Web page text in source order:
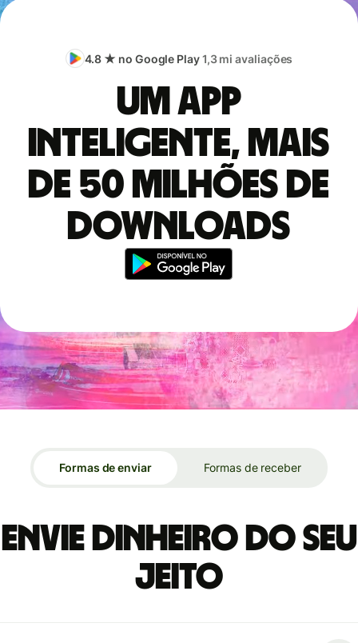
4.8 ★ no Google Play1,3 mi avaliações
Um app
inteligente, mais
de 50 milhões de
downloads
Formas de enviar Formas de receber
Envie dinheiro do seu
jeito